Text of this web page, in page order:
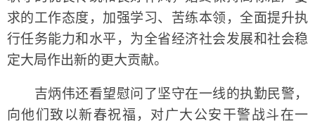
求的工作态度，加强学习、苦练本领，全面提升执
行任务能力和水平，为全省经济社会发展和社会稳
定大局作出新的更大贡献。
吉炳伟还看望慰问了坚守在一线的执勤民警，
向他们致以新春祝福，对广大公安干警战斗在一